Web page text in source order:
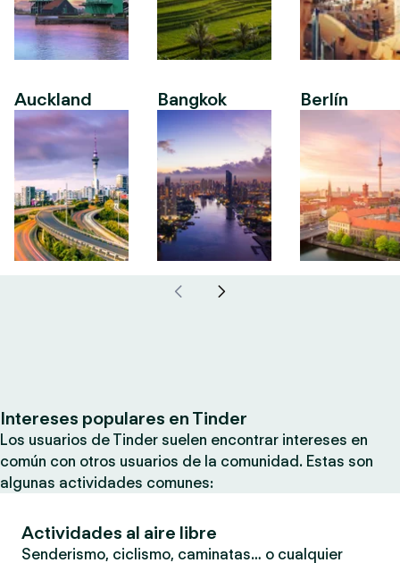
Auckland Bangkok Berlín
Intereses populares en Tinder
Los usuarios de Tinder suelen encontrar intereses en
común con otros usuarios de la comunidad. Estas son
algunas actividades comunes:
Actividades al aire libre
Senderismo, ciclismo, caminatas… o cualquier